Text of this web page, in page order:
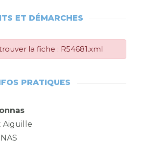
ET DÉMARCHES
la fiche : R54681.xml
PRATIQUES
Aiguille